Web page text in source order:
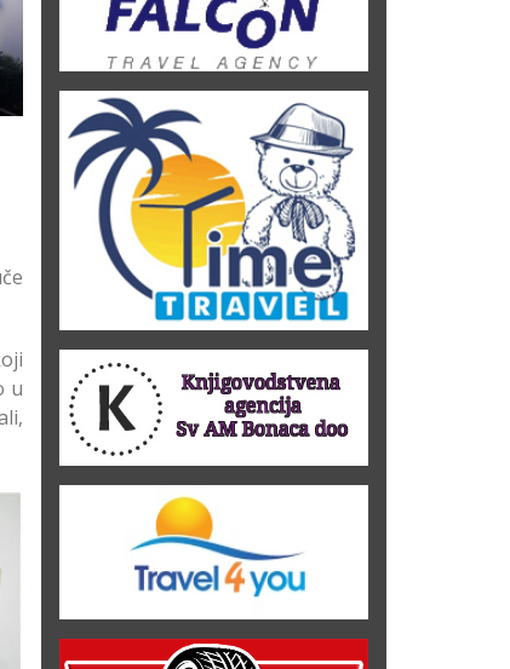
Selidbe Firme Beograd
Skladištenje Stvari
Magacin Lagerovanje
u